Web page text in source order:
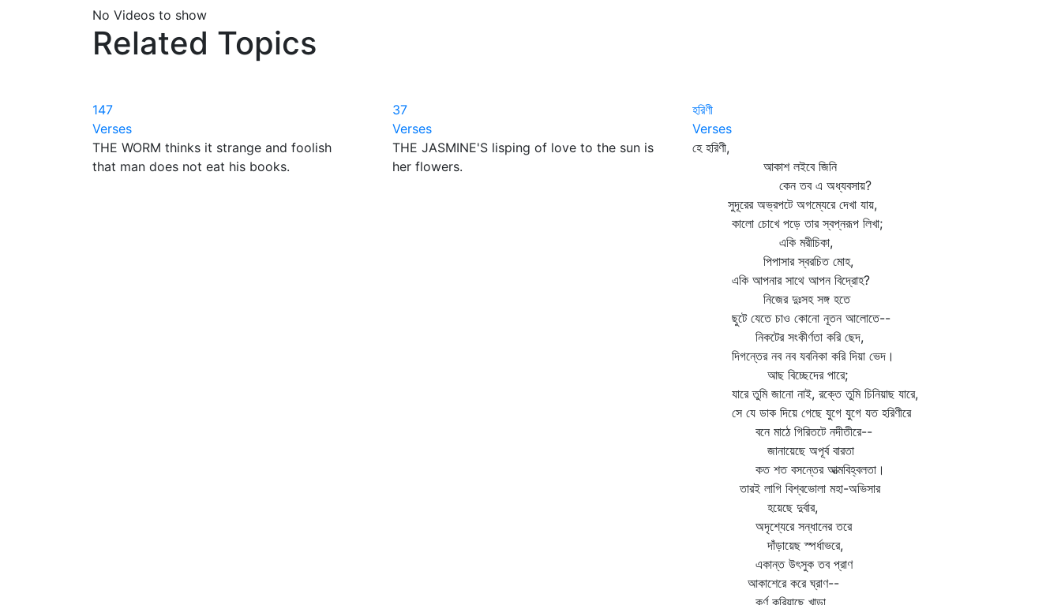
No Videos to show
Related Topics
147
Verses
THE WORM thinks it strange and foolish
that man does not eat his books.
37
Verses
THE JASMINE'S lisping of love to the sun is
her flowers.
হরিণী
Verses
হে হরিণী,
আকাশ লইবে জিনি
কেন তব এ অধ্যবসায়?
সুদূরের অভ্রপটে অগম্যেরে দেখা যায়,
কালো চোখে পড়ে তার স্বপ্নরূপ লিখা;
একি মরীচিকা,
পিপাসার স্বরচিত মোহ,
একি আপনার সাথে আপন বিদ্রোহ?
নিজের দুঃসহ সঙ্গ হতে
ছুটে যেতে চাও কোনো নূতন আলোতে--
নিকটের সংকীর্ণতা করি ছেদ,
দিগন্তের নব নব যবনিকা করি দিয়া ভেদ।
আছ বিচ্ছেদের পারে;
যারে তুমি জানো নাই, রক্তে তুমি চিনিয়াছ যারে,
সে যে ডাক দিয়ে গেছে যুগে যুগে যত হরিণীরে
বনে মাঠে গিরিতটে নদীতীরে--
জানায়েছে অপূর্ব বারতা
কত শত বসন্তের আত্মবিহ্বলতা।
তারই লাগি বিশ্বভোলা মহা-অভিসার
হয়েছে দুর্বার,
অদৃশ্যেরে সন্ধানের তরে
দাঁড়ায়েছ স্পর্ধাভরে,
একান্ত উৎসুক তব প্রাণ
আকাশেরে করে ঘ্রাণ--
কর্ণ করিয়াছে খাড়া,